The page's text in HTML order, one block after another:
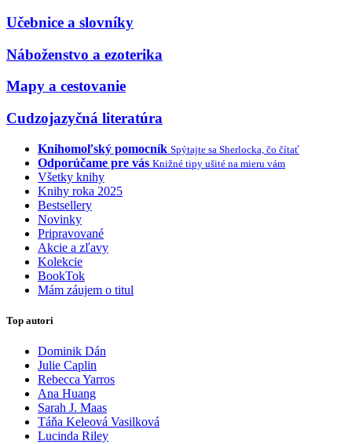
Učebnice a slovníky
Náboženstvo a ezoterika
Mapy a cestovanie
Cudzojazyčná literatúra
Knihomoľský pomocník Spýtajte sa Sherlocka, čo čítať
Odporúčame pre vás Knižné tipy ušité na mieru vám
Všetky knihy
Knihy roka 2025
Bestsellery
Novinky
Pripravované
Akcie a zľavy
Kolekcie
BookTok
Mám záujem o titul
Top autori
Dominik Dán
Julie Caplin
Rebecca Yarros
Ana Huang
Sarah J. Maas
Táňa Keleová Vasilková
Lucinda Riley